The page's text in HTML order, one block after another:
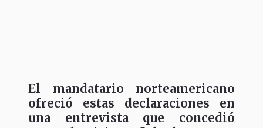
El mandatario norteamericano
ofreció estas declaraciones en
una entrevista que concedió